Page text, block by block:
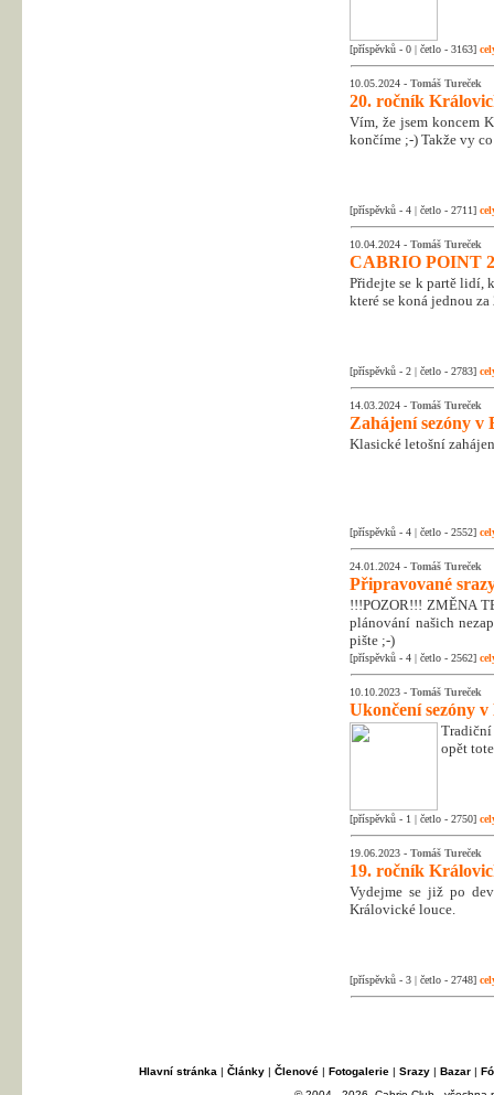
[příspěvků - 0 | četlo - 3163]
10.05.2024 - Tomáš Tureček
20. ročník
Vím, že jsem koncem
končíme ;-) Takže vy
[příspěvků - 4 | četlo - 2711]
10.04.2024 - Tomáš Tureček
CABRIO POINT
Přidejte se k partě lidí,
které se koná jednou
[příspěvků - 2 | četlo - 2783]
14.03.2024 - Tomáš Tureček
Zahájení sezóny v
Klasické letošní
[příspěvků - 4 | četlo - 2552]
24.01.2024 - Tomáš Tureček
Připravované
!!!POZOR!!! ZMĚNA
plánování našich
pište ;-)
[příspěvků - 4 | četlo - 2562]
10.10.2023 - Tomáš Tureček
Ukončení sezóny v
opět
[příspěvků - 1 | četlo - 2750]
19.06.2023 - Tomáš Tureček
19. ročník
Vydejme se již po
Královické louce.
[příspěvků - 3 | četlo - 2748]
Hlavní stránka | Články| Členové| Fotogalerie| Srazy| Bazar|